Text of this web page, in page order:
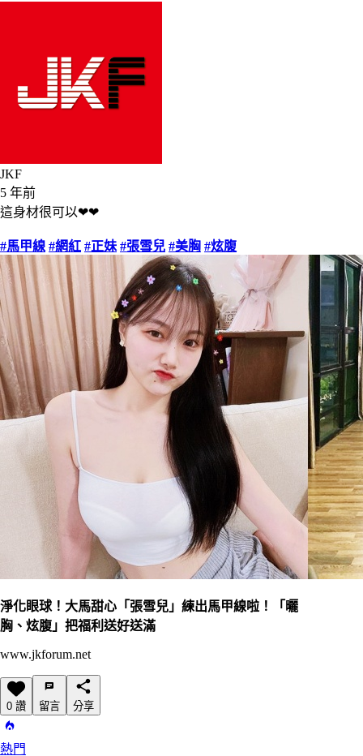
JKF
5 年前
這身材很可以❤❤
#馬甲線 #網紅 #正妹 #張雪兒 #美胸 #炫腹
淨化眼球！大馬甜心「張雪兒」練出馬甲線啦！「曬
胸、炫腹」把福利送好送滿
www.jkforum.net
0 讚 留言 分享
熱門